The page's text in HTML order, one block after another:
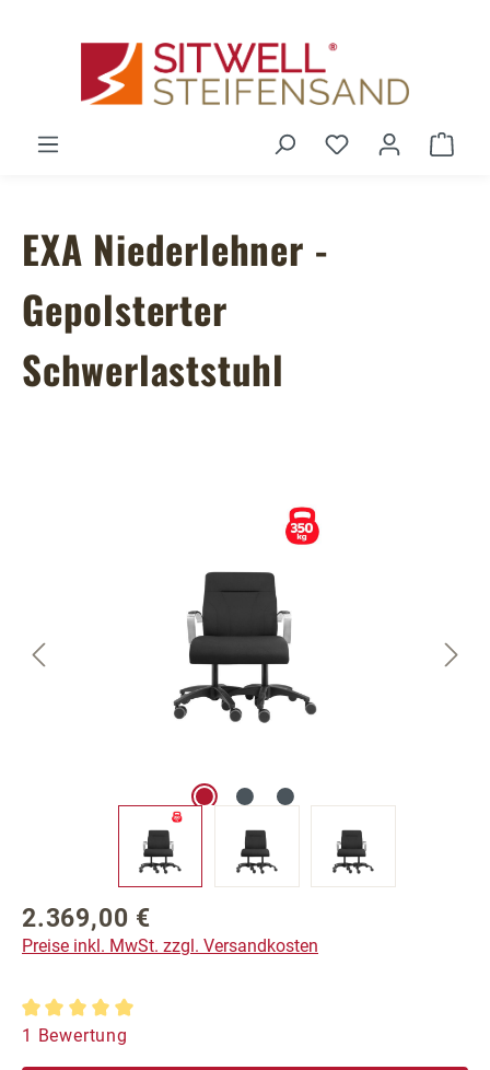
Du hast 0
EXA Niederlehner -
Gepolsterter
Schwerlaststuhl
Regulärer Preis:
2.369,00 €
Preise inkl. MwSt. zzgl. Versandkosten
Durchschnittliche Bewertung von 5 von 5 Sternen
1 Bewertung